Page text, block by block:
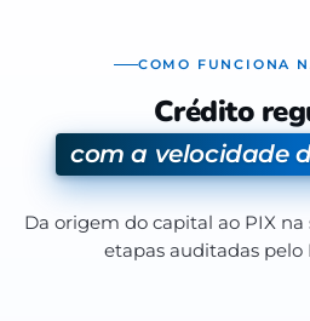
COMO FUNCIONA
Crédito
com a velocidade
Da origem do capital ao PIX
etapas auditadas pelo